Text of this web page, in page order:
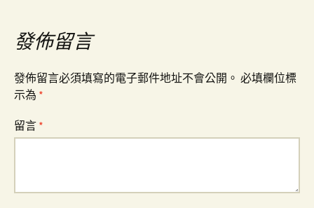
覽發佈留言
發佈留言必須填寫的電子郵件地址不會公開。 必填欄位標
示為 *
留言 *